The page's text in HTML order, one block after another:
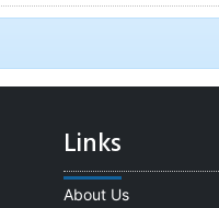
Links
About Us